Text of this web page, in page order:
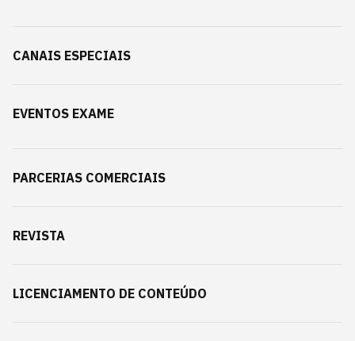
CANAIS ESPECIAIS
EVENTOS EXAME
PARCERIAS COMERCIAIS
REVISTA
LICENCIAMENTO DE CONTEÚDO